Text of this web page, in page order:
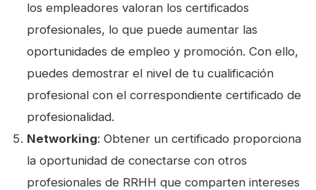
los empleadores valoran los certificados
profesionales, lo que puede aumentar las
oportunidades de empleo y promoción. Con ello,
puedes demostrar el nivel de tu cualificación
profesional con el correspondiente certificado de
profesionalidad.
Networking: Obtener un certificado proporciona
la oportunidad de conectarse con otros
profesionales de RRHH que comparten intereses